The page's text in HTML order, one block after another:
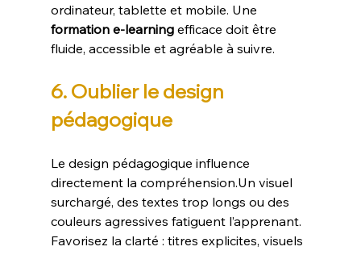
ordinateur, tablette et mobile. Une
formation e-learning efficace doit être
fluide, accessible et agréable à suivre.
6. Oublier le design
pédagogique
Le design pédagogique influence
directement la compréhension.Un visuel
surchargé, des textes trop longs ou des
couleurs agressives fatiguent l’apprenant.
Favorisez la clarté : titres explicites, visuels